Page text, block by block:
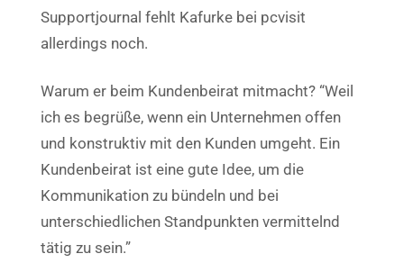
Supportjournal fehlt Kafurke bei pcvisit
allerdings noch.
Warum er beim Kundenbeirat mitmacht? “Weil
ich es begrüße, wenn ein Unternehmen offen
und konstruktiv mit den Kunden umgeht. Ein
Kundenbeirat ist eine gute Idee, um die
Kommunikation zu bündeln und bei
unterschiedlichen Standpunkten vermittelnd
tätig zu sein.”